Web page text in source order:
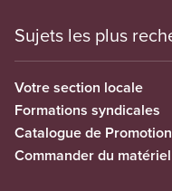
Sujets les plus
Votre section locale
Formations syndicales
Catalogue de
Commander du